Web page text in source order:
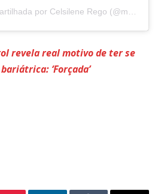
revela real motivo de ter se
‘Forçada’